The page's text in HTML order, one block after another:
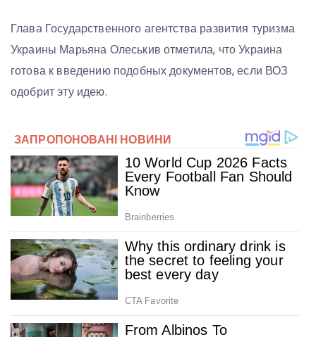
Глава Государственного агентства развития туризма
Украины Марьяна Олеськив отметила, что Украина
готова к введению подобных документов, если ВОЗ
одобрит эту идею.